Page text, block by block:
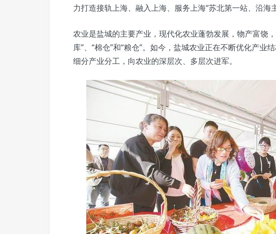
力打造接轨上海、融入上海、服务上海“苏北第一站、沿海
农业是盐城的主要产业，现代化农业蓬勃发展，物产富饶
库”、“棉仓”和“粮仓”。如今，盐城农业正在不断优化产业
细分产业分工，向农业的深层次、多层次进军。